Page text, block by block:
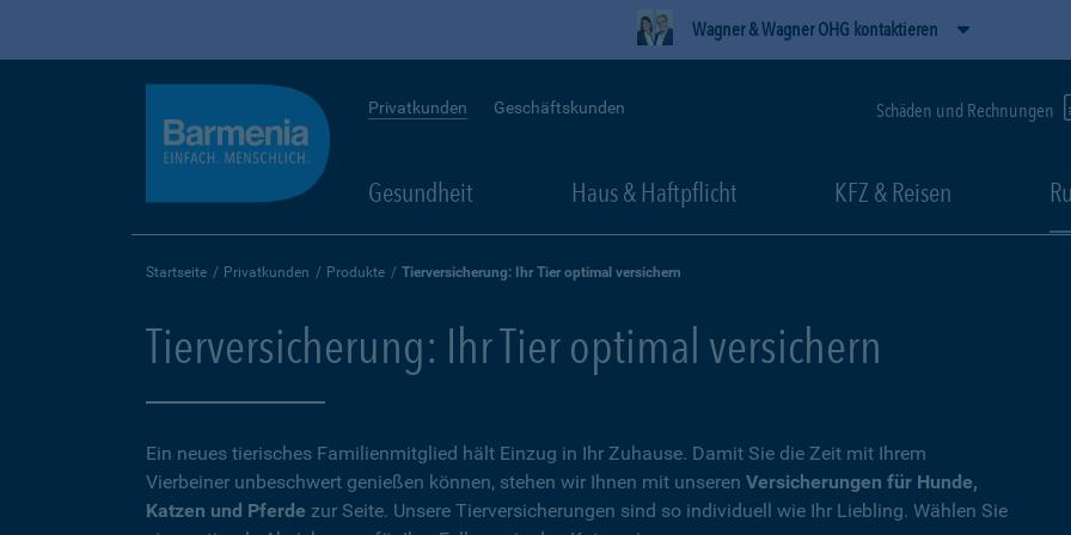
Wagner & Wagner OHG kontaktieren
Privatkunden Geschäftskunden Schäden und Rechnungen
Gesundheit Haus & Haftpflicht KFZ & Reisen
Startseite Privatkunden Produkte Tierversicherung: Ihr Tier optimal versichern
Tierversicherung: Ihr Tier optimal versichern
Ein neues tierisches Familienmitglied hält Einzug in Ihr Zuhause. Damit Sie die Zeit mit Ihrem
Vierbeiner unbeschwert genießen können, stehen wir Ihnen mit unseren Versicherungen für Hunde,
Katzen und Pferde zur Seite. Unsere Tierversicherungen sind so individuell wie Ihr Liebling. Wählen Sie